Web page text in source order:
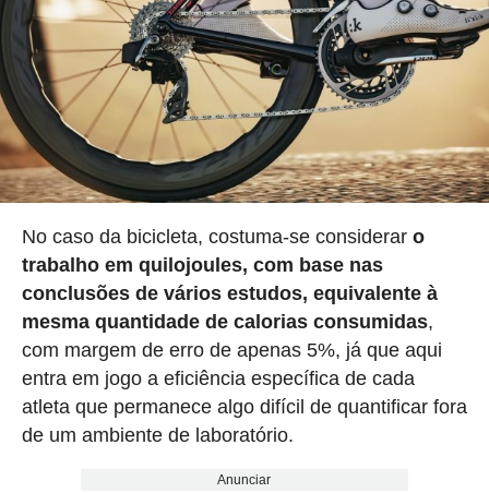
No caso da bicicleta, costuma-se considerar o
trabalho em quilojoules, com base nas
conclusões de vários estudos, equivalente à
mesma quantidade de calorias consumidas,
com margem de erro de apenas 5%, já que aqui
entra em jogo a eficiência específica de cada
atleta que permanece algo difícil de quantificar fora
de um ambiente de laboratório.
Anunciar